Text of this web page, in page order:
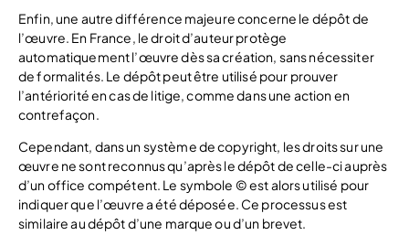
Enfin, une autre différence majeure concerne le dépôt de
l’œuvre. En France, le droit d’auteur protège
automatiquement l’œuvre dès sa création, sans nécessiter
de formalités. Le dépôt peut être utilisé pour prouver
l’antériorité en cas de litige, comme dans une action en
contrefaçon.
Cependant, dans un système de copyright, les droits sur une
œuvre ne sont reconnus qu’après le dépôt de celle-ci auprès
d’un office compétent. Le symbole © est alors utilisé pour
indiquer que l’œuvre a été déposée. Ce processus est
similaire au dépôt d’une marque ou d’un brevet.